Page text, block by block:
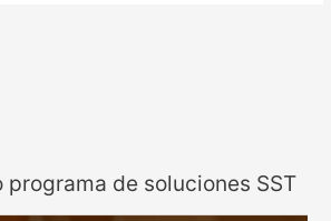
programa de soluciones SST